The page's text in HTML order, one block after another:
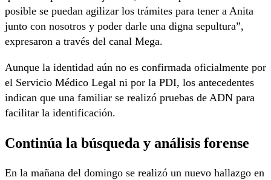
posible se puedan agilizar los trámites para tener a Anita
junto con nosotros y poder darle una digna sepultura”,
expresaron a través del canal Mega.
Aunque la identidad aún no es confirmada oficialmente por
el Servicio Médico Legal ni por la PDI, los antecedentes
indican que una familiar se realizó pruebas de ADN para
facilitar la identificación.
Continúa la búsqueda y análisis forense
En la mañana del domingo se realizó un nuevo hallazgo en